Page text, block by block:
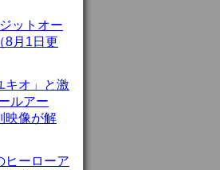
ットオー
8月1日更
キオ」と激
ルアー
映像が解
ヒーローア